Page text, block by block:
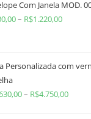
Com Janela MOD.
– R$1.220,00
Personalizada com
– R$4.750,00